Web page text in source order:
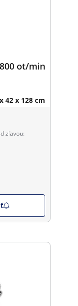
ot/min
42 x 128 cm
zľavou: